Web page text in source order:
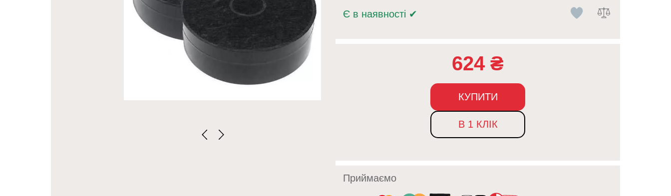
Є в наявності ✔
624 ₴
КУПИТИ
В 1 КЛІК
Приймаємо